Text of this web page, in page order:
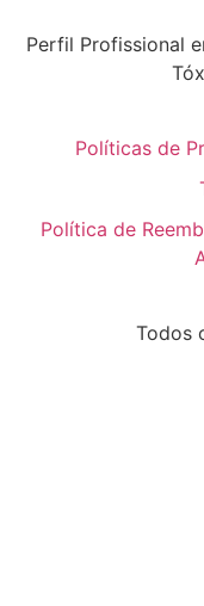
Perfil Profissional
Políticas de
Política de
Todos